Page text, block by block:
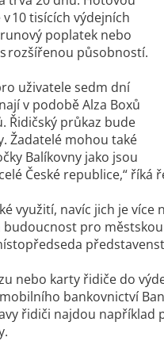
10 tisících výdejních
poplatek nebo
rozšířenou působností.
uživatele sedm dní
v podobě Alza Boxů
Řidičský průkaz bude
Žadatelé mohou také
Balíkovny jako jsou
České republice,“ říká
využití, navíc jich je
pro
nebo karty řidiče do
bankovnictví
řidiči najdou